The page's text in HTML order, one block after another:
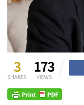
3
SHARES
173
VIEWS